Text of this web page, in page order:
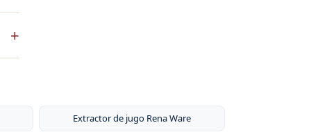
+
Extractor de jugo Rena Ware